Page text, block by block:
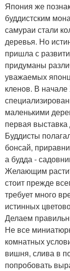
Япония же
буддистским
самураи стали
деревья. Но
пришла с
придуманы
уважаемых
кленов. В начале
маленькими
первая
Буддисты
бонсай,
а будда -
Желающим
стоит прежде
требует много
истинных
Делаем
Не все
комнатных
вишня, слива в
попробовать